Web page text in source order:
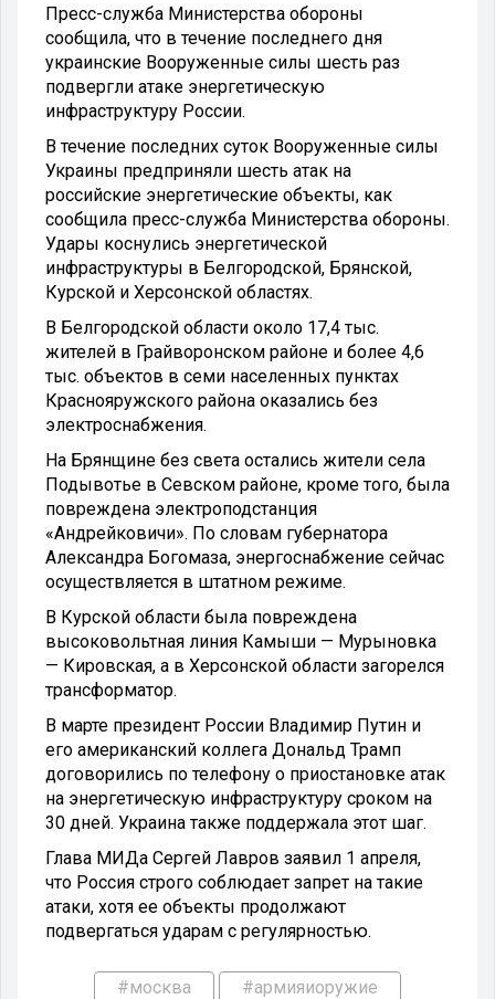
Пресс-служба Министерства обороны
сообщила, что в течение последнего дня
украинские Вооруженные силы шесть раз
подвергли атаке энергетическую
инфраструктуру России.
В течение последних суток Вооруженные силы
Украины предприняли шесть атак на
российские энергетические объекты, как
сообщила пресс-служба Министерства обороны.
Удары коснулись энергетической
инфраструктуры в Белгородской, Брянской,
Курской и Херсонской областях.
В Белгородской области около 17,4 тыс.
жителей в Грайворонском районе и более 4,6
тыс. объектов в семи населенных пунктах
Краснояружского района оказались без
электроснабжения.
На Брянщине без света остались жители села
Подывотье в Севском районе, кроме того, была
повреждена электроподстанция
«Андрейковичи». По словам губернатора
Александра Богомаза, энергоснабжение сейчас
осуществляется в штатном режиме.
В Курской области была повреждена
высоковольтная линия Камыши — Мурыновка
— Кировская, а в Херсонской области загорелся
трансформатор.
В марте президент России Владимир Путин и
его американский коллега Дональд Трамп
договорились по телефону о приостановке атак
на энергетическую инфраструктуру сроком на
30 дней. Украина также поддержала этот шаг.
Глава МИДа Сергей Лавров заявил 1 апреля,
что Россия строго соблюдает запрет на такие
атаки, хотя ее объекты продолжают
подвергаться ударам с регулярностью.
#москва #армияиоружие